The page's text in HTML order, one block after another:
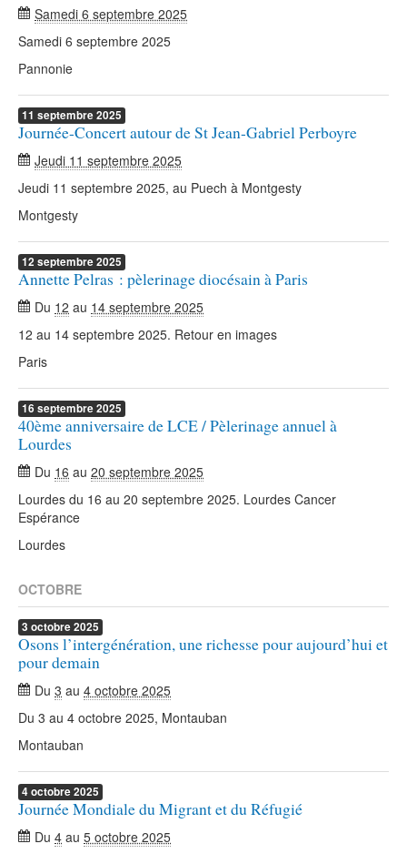
Samedi 6 septembre 2025
Samedi 6 septembre 2025
Pannonie
11 septembre2025
Journée-Concert autour de St Jean-Gabriel Perboyre
Jeudi 11 septembre 2025
Jeudi 11 septembre 2025, au Puech à Montgesty
Montgesty
12 septembre2025
Annette Pelras : pèlerinage diocésain à Paris
Du 12 au 14 septembre 2025
12 au 14 septembre 2025. Retour en images
Paris
16 septembre2025
40ème anniversaire de LCE / Pèlerinage annuel à
Lourdes
Du 16 au 20 septembre 2025
Lourdes du 16 au 20 septembre 2025. Lourdes Cancer
Espérance
Lourdes
OCTOBRE
3 octobre2025
Osons l’intergénération, une richesse pour aujourd’hui et
pour demain
Du 3 au 4 octobre 2025
Du 3 au 4 octobre 2025, Montauban
Montauban
4octobre2025
Journée Mondiale du Migrant et du Réfugié
Du 4 au 5 octobre 2025